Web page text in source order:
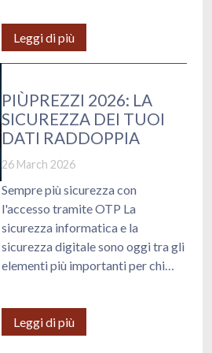
Catturini, V.P. della Commissione
Milano Monza Brianza Lodi, che in
una sua videointervista ha
condiviso con noi preziose
informazioni su quali e come
questi fattori stanno modellando il
panorama attuale.
Leggi di più
PIÙPREZZI 2026: LA
SICUREZZA DEI TUOI
DATI RADDOPPIA
26 March 2026
Sempre più sicurezza con
l'accesso tramite OTP La
sicurezza informatica e la
sicurezza digitale sono oggi tra gli
elementi più importanti per chi
la protezione dell'identità digitale
Leggi di più